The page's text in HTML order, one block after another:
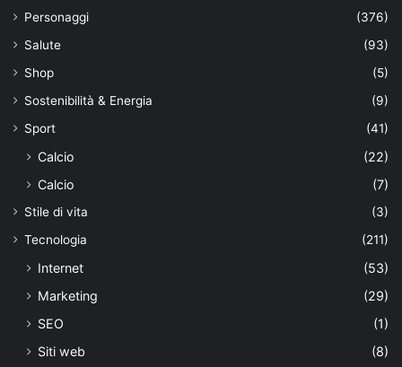
Personaggi
(376)
Salute
(93)
Shop
(5)
Sostenibilità & Energia
(9)
Sport
(41)
Calcio
(22)
Calcio
(7)
Stile di vita
(3)
Tecnologia
(211)
Internet
(53)
Marketing
(29)
SEO
(1)
Siti web
(8)